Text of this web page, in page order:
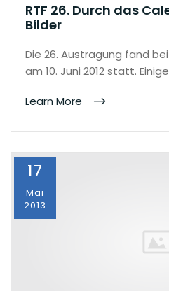
RTF 26. Durch das
Bilder
Die 26. Austragung fand
am 10. Juni 2012 statt.
Learn More
17
Mai
2013